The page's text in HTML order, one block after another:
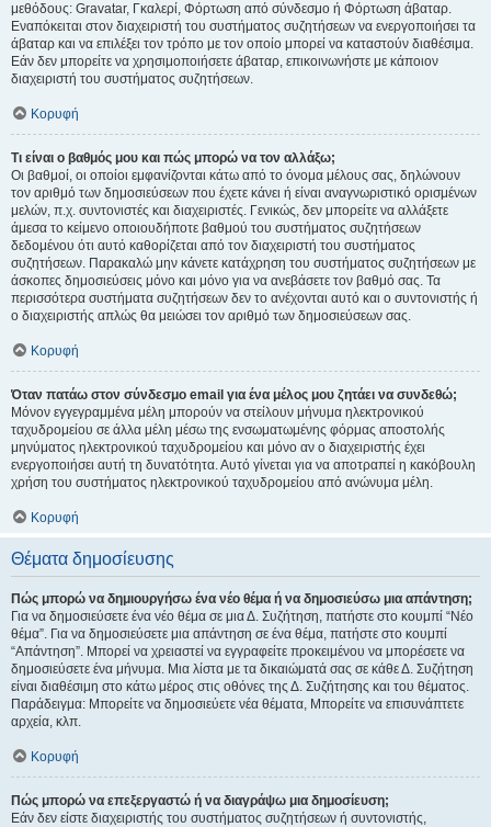
μεθόδους: Gravatar, Γκαλερί, Φόρτωση από σύνδεσμο ή Φόρτωση άβαταρ.
Εναπόκειται στον διαχειριστή του συστήματος συζητήσεων να ενεργοποιήσει τα
άβαταρ και να επιλέξει τον τρόπο με τον οποίο μπορεί να καταστούν διαθέσιμα.
Εάν δεν μπορείτε να χρησιμοποιήσετε άβαταρ, επικοινωνήστε με κάποιον
διαχειριστή του συστήματος συζητήσεων.
Κορυφή
Τι είναι ο βαθμός μου και πώς μπορώ να τον αλλάξω;
Οι βαθμοί, οι οποίοι εμφανίζονται κάτω από το όνομα μέλους σας, δηλώνουν
τον αριθμό των δημοσιεύσεων που έχετε κάνει ή είναι αναγνωριστικό ορισμένων
μελών, π.χ. συντονιστές και διαχειριστές. Γενικώς, δεν μπορείτε να αλλάξετε
άμεσα το κείμενο οποιουδήποτε βαθμού του συστήματος συζητήσεων
δεδομένου ότι αυτό καθορίζεται από τον διαχειριστή του συστήματος
συζητήσεων. Παρακαλώ μην κάνετε κατάχρηση του συστήματος συζητήσεων με
άσκοπες δημοσιεύσεις μόνο και μόνο για να ανεβάσετε τον βαθμό σας. Τα
περισσότερα συστήματα συζητήσεων δεν το ανέχονται αυτό και ο συντονιστής ή
ο διαχειριστής απλώς θα μειώσει τον αριθμό των δημοσιεύσεων σας.
Κορυφή
Όταν πατάω στον σύνδεσμο email για ένα μέλος μου ζητάει να συνδεθώ;
Μόνον εγγεγραμμένα μέλη μπορούν να στείλουν μήνυμα ηλεκτρονικού
ταχυδρομείου σε άλλα μέλη μέσω της ενσωματωμένης φόρμας αποστολής
μηνύματος ηλεκτρονικού ταχυδρομείου και μόνο αν ο διαχειριστής έχει
ενεργοποιήσει αυτή τη δυνατότητα. Αυτό γίνεται για να αποτραπεί η κακόβουλη
χρήση του συστήματος ηλεκτρονικού ταχυδρομείου από ανώνυμα μέλη.
Κορυφή
Θέματα δημοσίευσης
Πώς μπορώ να δημιουργήσω ένα νέο θέμα ή να δημοσιεύσω μια απάντηση;
Για να δημοσιεύσετε ένα νέο θέμα σε μια Δ. Συζήτηση, πατήστε στο κουμπί “Νέο
θέμα”. Για να δημοσιεύσετε μια απάντηση σε ένα θέμα, πατήστε στο κουμπί
“Απάντηση”. Μπορεί να χρειαστεί να εγγραφείτε προκειμένου να μπορέσετε να
δημοσιεύσετε ένα μήνυμα. Μια λίστα με τα δικαιώματά σας σε κάθε Δ. Συζήτηση
είναι διαθέσιμη στο κάτω μέρος στις οθόνες της Δ. Συζήτησης και του θέματος.
Παράδειγμα: Μπορείτε να δημοσιεύετε νέα θέματα, Μπορείτε να επισυνάπτετε
αρχεία, κλπ.
Κορυφή
Πώς μπορώ να επεξεργαστώ ή να διαγράψω μια δημοσίευση;
Εάν δεν είστε διαχειριστής του συστήματος συζητήσεων ή συντονιστής,